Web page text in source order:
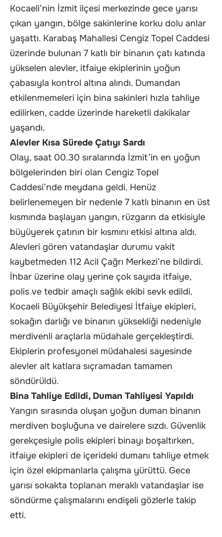
Kocaeli’nin İzmit ilçesi merkezinde gece yarısı
çıkan yangın, bölge sakinlerine korku dolu anlar
yaşattı. Karabaş Mahallesi Cengiz Topel Caddesi
üzerinde bulunan 7 katlı bir binanın çatı katında
yükselen alevler, itfaiye ekiplerinin yoğun
çabasıyla kontrol altına alındı. Dumandan
etkilenmemeleri için bina sakinleri hızla tahliye
edilirken, cadde üzerinde hareketli dakikalar
yaşandı.
Alevler Kısa Sürede Çatıyı Sardı
Olay, saat 00.30 sıralarında İzmit’in en yoğun
bölgelerinden biri olan Cengiz Topel
Caddesi’nde meydana geldi. Henüz
belirlenemeyen bir nedenle 7 katlı binanın en üst
kısmında başlayan yangın, rüzgarın da etkisiyle
büyüyerek çatının bir kısmını etkisi altına aldı.
Alevleri gören vatandaşlar durumu vakit
kaybetmeden 112 Acil Çağrı Merkezi’ne bildirdi.
İhbar üzerine olay yerine çok sayıda itfaiye,
polis ve tedbir amaçlı sağlık ekibi sevk edildi.
Kocaeli Büyükşehir Belediyesi İtfaiye ekipleri,
sokağın darlığı ve binanın yüksekliği nedeniyle
merdivenli araçlarla müdahale gerçekleştirdi.
Ekiplerin profesyonel müdahalesi sayesinde
alevler alt katlara sıçramadan tamamen
söndürüldü.
Bina Tahliye Edildi, Duman Tahliyesi Yapıldı
Yangın sırasında oluşan yoğun duman binanın
merdiven boşluğuna ve dairelere sızdı. Güvenlik
gerekçesiyle polis ekipleri binayı boşaltırken,
itfaiye ekipleri de içerideki dumanı tahliye etmek
için özel ekipmanlarla çalışma yürüttü. Gece
yarısı sokakta toplanan meraklı vatandaşlar ise
söndürme çalışmalarını endişeli gözlerle takip
etti.